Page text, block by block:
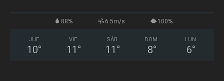
88% 6.5m/s 100%
JUE
10°
VIE
11 °
SÁB
11 °
DOM
8°
LUN
6°